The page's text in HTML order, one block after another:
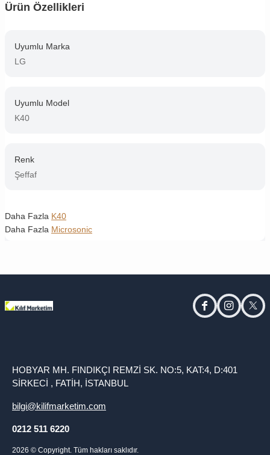
Ürün Özellikleri
Uyumlu Marka
LG
Uyumlu Model
K40
Renk
Şeffaf
Daha Fazla K40
Daha Fazla Microsonic
facebookinstagram
HOBYAR MH. FINDIKÇI REMZİ SK. NO:5, KAT:4, D:401
SİRKECİ , FATİH, İSTANBUL
bilgi@kilifmarketim.com
0212 511 6220
2026 © Copyright. Tüm hakları saklıdır.